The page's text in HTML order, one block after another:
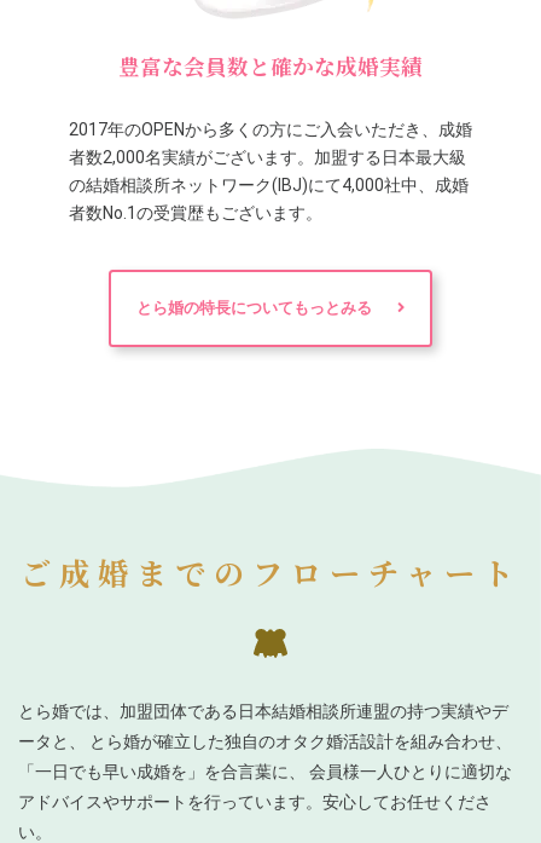
豊富な会員数と確かな成婚実績
2017年のOPENから多くの方にご入会いただき、成婚
者数2,000名実績がございます。加盟する日本最大級
の結婚相談所ネットワーク(IBJ)にて4,000社中、成婚
者数No.1の受賞歴もございます。
とら婚の特長についてもっとみる
ご成婚までのフローチャート
とら婚では、加盟団体である日本結婚相談所連盟の持つ実績やデ
ータと、 とら婚が確立した独自のオタク婚活設計を組み合わせ、
「一日でも早い成婚を」を合言葉に、 会員様一人ひとりに適切な
アドバイスやサポートを行っています。安心してお任せくださ
い。